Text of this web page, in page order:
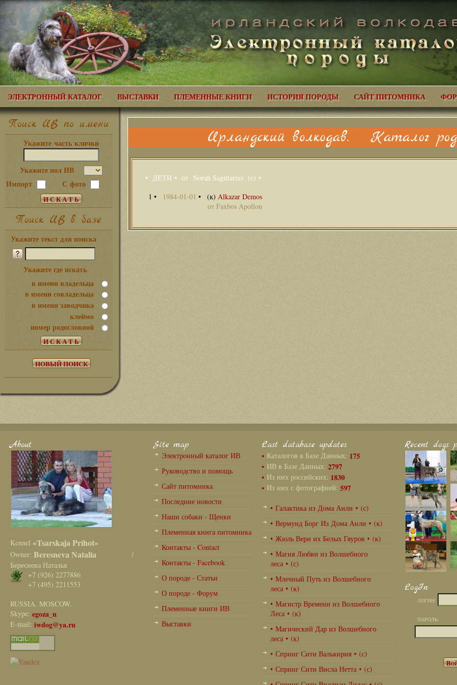
ЭЛЕКТРОННЫЙ КАТАЛОГ ВЫСТАВКИ ПЛЕМЕННЫЕ КНИГИ ИСТОРИЯ ПОРОДЫ САЙТ ПИТОМНИКА
Поиск ИВ по имени
Укажите часть клички
Укажите пол ИВ
Импорт
С фото
Поиск ИВ в базе
Укажите текст для поиска
Укажите где искать
в имени владельца
в имени совладельца
в имени заводчика
клеймо
номер родословной
Ирландский волкодав. Каталог
• ДЕТИ • от Norah Sagittarius (с) •
1 •
1984-01-01 • (к) Alkazar Demos
от Faxbos Apollon
About
Kennel «Tsarskaja Prihot»
Owner: Beresneva Natalia /
Береснева Наталья
+7 (926) 2277886
+7 (495) 2211553
RUSSIA. MOSCOW.
Skype: egoza_n
E-mail: iwdog@ya.ru
Site map
Электронный каталог ИВ
Руководство и помощь
Сайт питомника
Последние новости
Наши собаки - Щенки
Племенная книга питомника
Контакты - Contact
Контакты - Facebook
О породе - Статьи
О породе - Форум
Племенные книги ИВ
Выставки
Last database updates
• Каталогов в Базе Данных: 175
• ИВ в Базе Данных: 2797
• Из них российских: 1830
• Из них с фотографией: 597
• Галактика из Дома Анли • (с)
• Вермунд Борг Из Дома Анли • (к)
• Жюль Верн их Белых Гяуров • (к)
• Магия Любви из Волшебного
леса • (с)
• Млечный Путь из Волшебного
леса • (к)
• Магистр Времени из Волшебного
Леса • (к)
• Магический Дар из Волшебного
леса • (к)
• Спринг Сити Валькирия • (с)
• Спринг Сити Висла Нетта • (с)
Recent dogs
LogIn
ЛОГИН:
ПАРОЛЬ: